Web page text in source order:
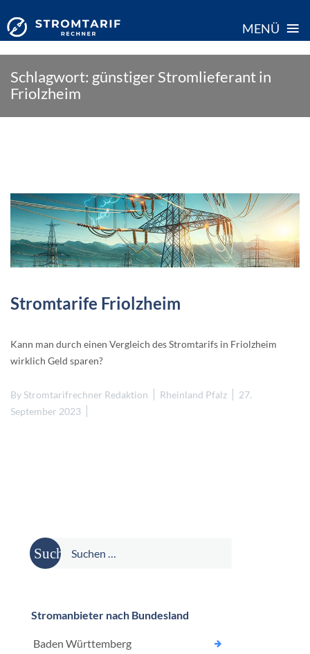
MENÜ ≡
content
Schlagwort: günstiger Stromlieferant in
Friolzheim
Stromtarife Friolzheim
Kann man durch einen Vergleich des Stromtarifs in Friolzheim
wirklich Geld sparen?
By Stromtarifrechner Redaktion Rheinland Pfalz
27.
September 2023
Suche
nach:
Stromanbieter nach Bundesland
Baden Württemberg